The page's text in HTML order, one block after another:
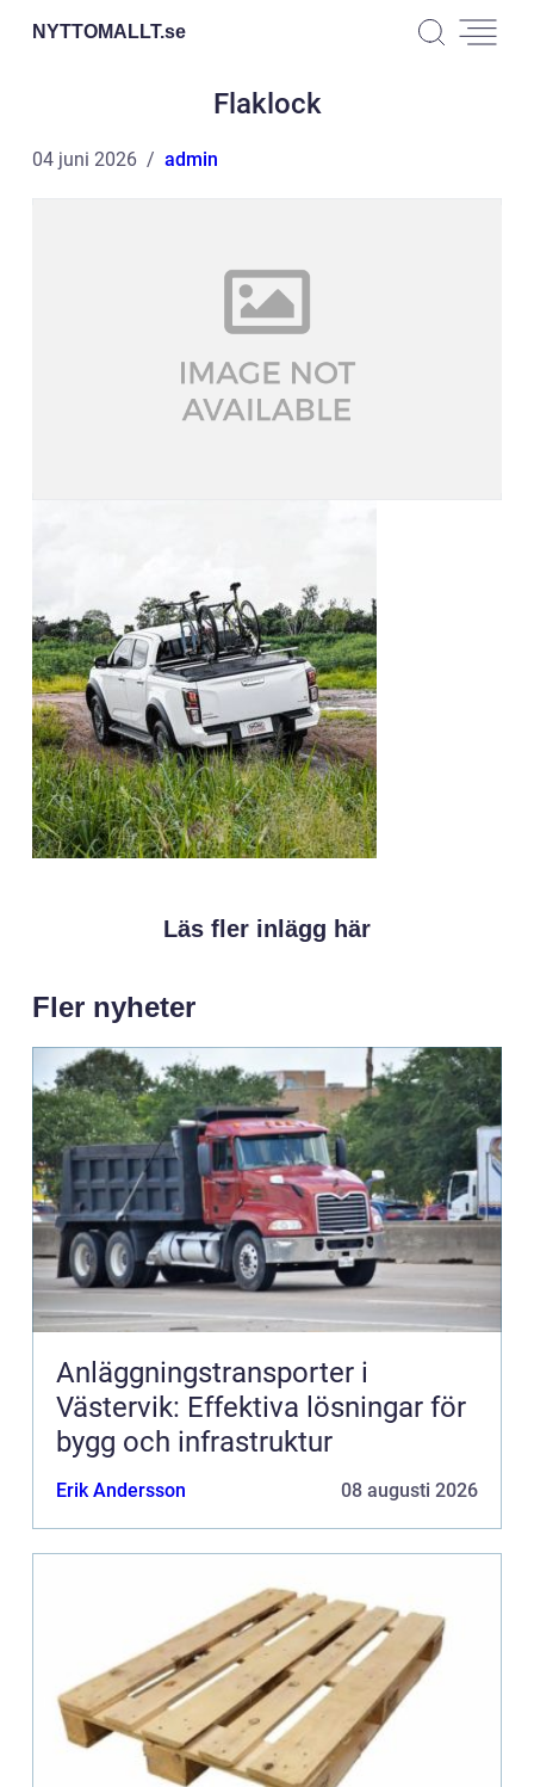
NYTTOMALLT.se
Flaklock
04 juni 2026 admin
Läs fler inlägg här
Fler nyheter
Anläggningstransporter i
Västervik: Effektiva lösningar för
bygg och infrastruktur
Erik Andersson 08 augusti 2026